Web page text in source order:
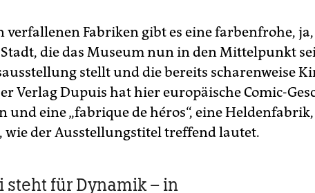
verfallenen Fabriken gibt es eine farbenfrohe,
Stadt, die das Museum nun in den Mittelpunkt
stellt und die bereits scharenweise
Verlag Dupuis hat hier europäische Comic-
und eine „fabrique de héros“, eine Heldenfabrik,
wie der Ausstellungstitel treffend lautet.
steht für Dynamik – in